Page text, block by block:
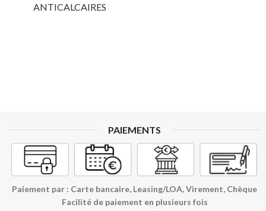
ANTICALCAIRES
PAIEMENTS
Paiement par : Carte bancaire, Leasing/LOA, Virement, Chèque
Facilité de paiement en plusieurs fois